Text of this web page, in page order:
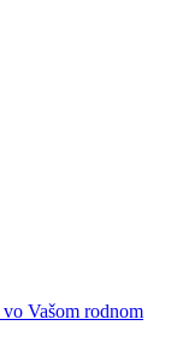
Vašom rodnom